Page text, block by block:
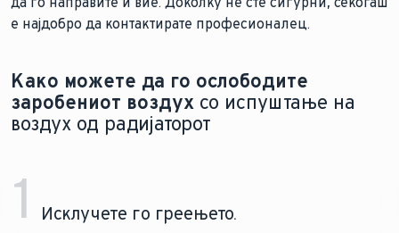
е најдобро да контактирате професионалец.
Како можете да го ослободите
заробениот воздух со испуштање на
воздух од радијаторот
1 Исклучете го греењето.